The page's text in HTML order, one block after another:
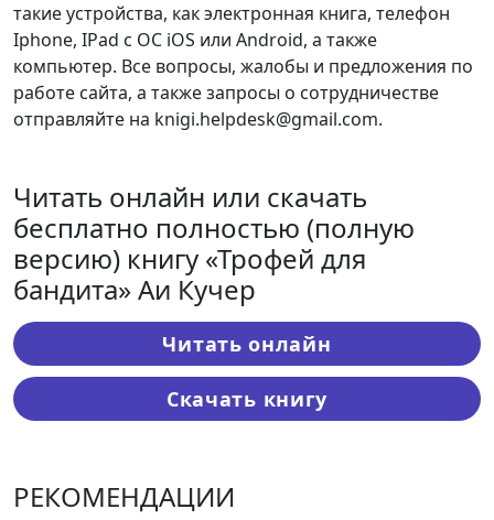
такие устройства, как электронная книга, телефон
Iphone, IPad с ОС iOS или Android, а также
компьютер. Все вопросы, жалобы и предложения по
работе сайта, а также запросы о сотрудничестве
отправляйте на knigi.helpdesk@gmail.com.
Читать онлайн или скачать
бесплатно полностью (полную
версию) книгу «Трофей для
бандита» Аи Кучер
Читать онлайн
Скачать книгу
РЕКОМЕНДАЦИИ